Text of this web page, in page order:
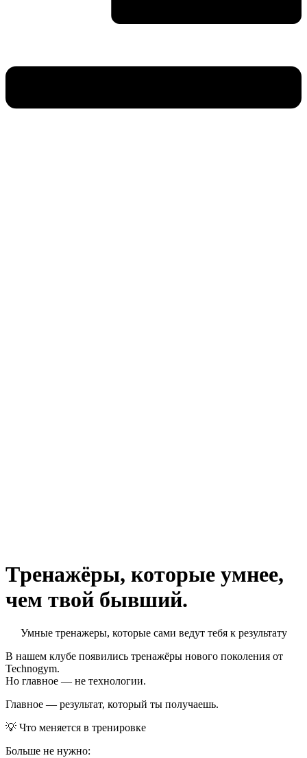
Tренажёры, которые умнее,
чем твой бывший.
Умные тренажеры, которые сами ведут тебя к результату
В нашем клубе появились тренажёры нового поколения от
Technogym.
Но главное — не технологии.
Главное — результат, который ты получаешь.
💡 Что меняется в тренировке
Больше не нужно: